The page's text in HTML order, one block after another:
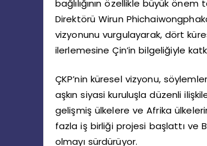
bağlılığının özellikle büyük
Direktörü Wirun
vizyonunu vurgulayarak, dört
ilerlemesine Çin’in bilgeliğiyle
ÇKP’nin küresel vizyonu,
aşkın siyasi kuruluşla düzenli
gelişmiş ülkelere ve Afrika
fazla iş birliği projesi başlattı ve
olmayı sürdürüyor.